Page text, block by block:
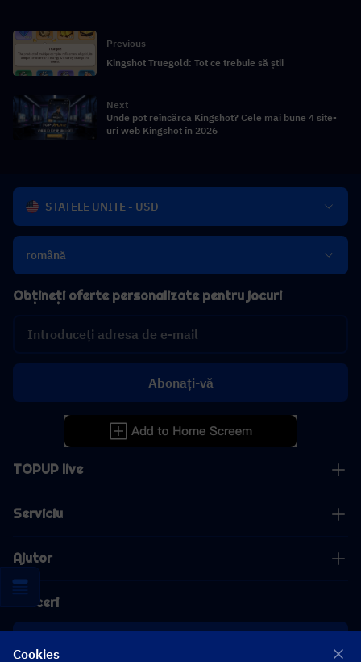
Previous
Kingshot Truegold: Tot ce trebuie să știi
Next
Unde pot reîncărca Kingshot? Cele mai bune 4 site-
uri web Kingshot în 2026
STATELE UNITE - USD
română
TOPUP live
Serviciu
Ajutor
Afaceri
Obțineți oferte personalizate pentru jocuri
Abonați-vă
Cookies